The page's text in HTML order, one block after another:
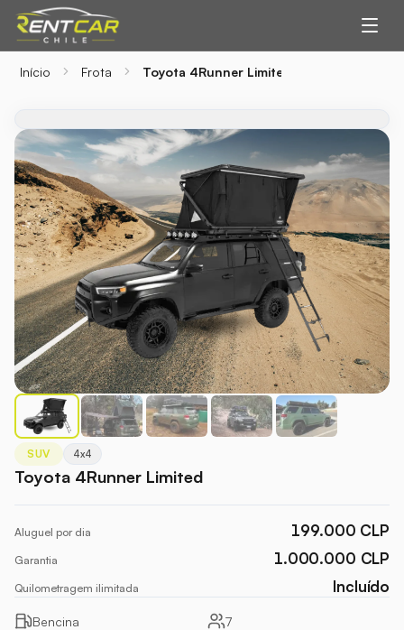
Início Frota Toyota 4Runner Limited
SUV 4x4
Toyota 4Runner Limited
Aluguel por dia 199.000 CLP
Garantia 1.000.000 CLP
Quilometragem ilimitada Incluído
Bencina
7